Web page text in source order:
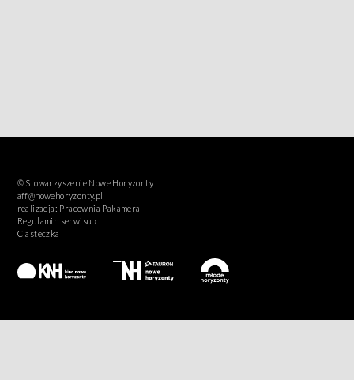
© Stowarzyszenie Nowe Horyzonty
aff@nowehoryzonty.pl
realizacja: Pracownia Pakamera
Regulamin serwisu ›
Ciasteczka